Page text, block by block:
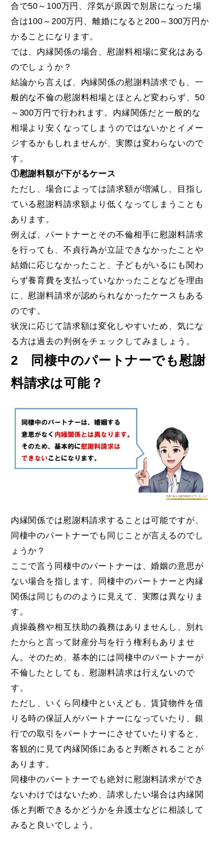
合で50～100万円、浮気が原因で別居になった場
合は100～200万円、離婚になると200～300万円か
かることになります。
では、内縁関係の場合、慰謝料相場に変化はある
のでしょうか？
結論から言えば、内縁関係の慰謝料請求でも、一
般的な不倫の慰謝料相場とほとんど変わらず、50
～300万円で行われます。内縁関係だと一般的な
相場より安くなってしまうのではないかとイメー
ジするかもしれませんが、実際は変わらないので
す。
①慰謝料額が下がるケース
ただし、場合によっては請求額が増減し、目指し
ている慰謝料請求額より低くなってしまうことも
あります。
例えば、パートナーとその不倫相手に慰謝料請求
を行っても、不貞行為が立証できなかったことや
結婚に応じなかったこと、子どもがいるにも関わ
らず養育費を支払っていなかったことなどを理由
に、慰謝料請求が認められなかったケースもある
のです。
状況に応じて請求額は変化しやすいため、気にな
る方は過去の判例をチェックしてみましょう。
2 同棲中のパートナーでも慰謝
料請求は可能？
内縁関係では慰謝料請求することは可能ですが、
同棲中のパートナーでも同じことが言えるのでし
ょうか？
ここで言う同棲中のパートナーは、婚姻の意思が
ない場合を指します。同棲中のパートナーと内縁
関係は同じもののように見えて、実際は異なりま
す。
貞操義務や相互扶助の義務はありませんし、別れ
たからと言って財産分与を行う権利もありませ
ん。そのため、基本的には同棲中のパートナーが
不倫したとしても、慰謝料請求は行えないので
す。
ただし、いくら同棲中といえども、賃貸物件を借
りる時の保証人がパートナーになっていたり、銀
行での取引をパートナーにさせていたりすると、
客観的に見て内縁関係にあると判断されることが
あります。
同棲中のパートナーでも絶対に慰謝料請求ができ
ないわけではないため、請求したい場合は内縁関
係と判断できるかどうかを弁護士などに相談して
みると良いでしょう。